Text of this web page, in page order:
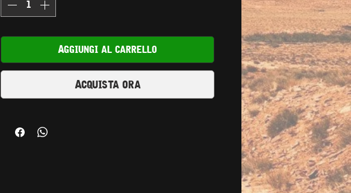
Aggiungi al carrello
Acquista ora